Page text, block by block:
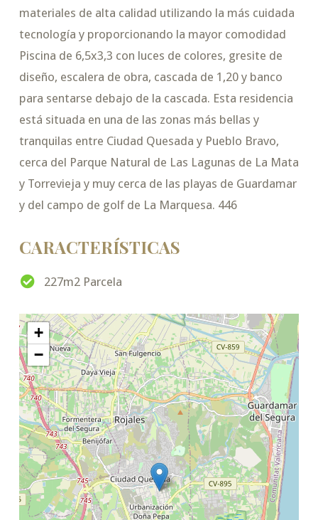
materiales de alta calidad utilizando la más cuidada
tecnologí­a y proporcionando la mayor comodidad
Piscina de 6,5x3,3 con luces de colores, gresite de
diseño, escalera de obra, cascada de 1,20 y banco
para sentarse debajo de la cascada. Esta residencia
está situada en una de las zonas más bellas y
tranquilas entre Ciudad Quesada y Pueblo Bravo,
cerca del Parque Natural de Las Lagunas de La Mata
y Torrevieja y muy cerca de las playas de Guardamar
y del campo de golf de La Marquesa. 446
CARACTERÍSTICAS
227m2 Parcela
+
−